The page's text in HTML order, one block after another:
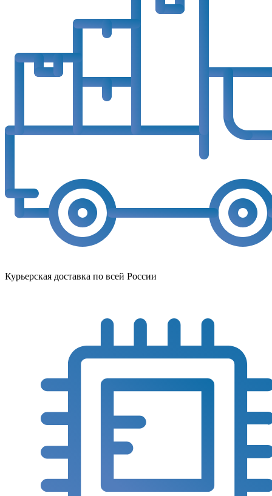
Курьерская доставка по всей России